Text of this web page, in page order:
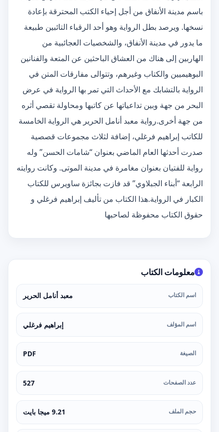
باسم مدينة الأنفاق من أجل إحياء الكتب المحترقة بإعادة
نسخها. ويرصد بطل الرواية وهو أحد الرقباء التائبين طبيعة
ما يدور في مدينة الأنفاق، والشخصيات العجائبية من
الهاربين إلى هناك من العشاق الباحثين عن المتعة والفنانين
البوهيميين والكتاب وغيرهم، وتتوالى مفارقات المتن في
الرواية بالتشابك مع الأحداث التي تمر بها الرواية في عرض
البحر من جهة وبين تداعياتها عن كاتبها ومحاولة تقصي أثره
من جهة أخرى.رواية معبد أنامل الحرير هي الرواية الخامسة
للكاتب إبراهيم فرغلي، إضافة لثلاث مجموعات قصصية
صدرت أحدثها العام الماضي بعنوان “شامات الحسن” وله
رواية للفتيان بعنوان مغامرة في مدينة الموتى. وكانت روايته
الرابعة “أبناء الجبلاوي” قد فازت بجائزة ساويرس للكتاب
الكبار في الرواية.هذا الكتاب من تأليف إبراهيم فرغلي و
حقوق الكتاب محفوظة لصاحبها
معلومات الكتاب
اسم الكتاب معبد أنامل الحرير
اسم المؤلف إبراهيم فرغلي
الصيغة PDF
عدد الصفحات 527
حجم الملف 9.21 ميجا بايت